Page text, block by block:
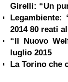
Girelli: “Un
Legambiente:
2014 80 reati
“Il Nuovo
luglio 2015
La Torino che